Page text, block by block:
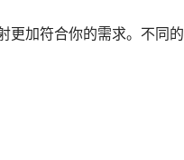
更加符合你的需求。不同